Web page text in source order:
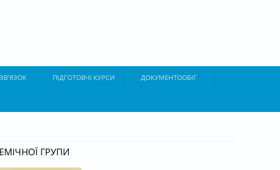
ПІДГОТОВЧІ КУРСИ ДОКУМЕНТООБІГ
ГРУПИ